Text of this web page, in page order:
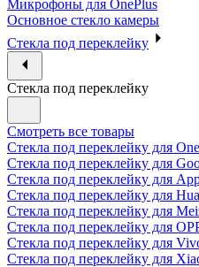
Микрофоны для OnePlus
Основное стекло камеры
Стекла под переклейку
Стекла под переклейку
Смотреть все товары
Стекла под переклейку для
Стекла под переклейку для
Стекла под переклейку для
Стекла под переклейку для
Стекла под переклейку для
Стекла под переклейку для
Стекла под переклейку для
Стекла под переклейку для